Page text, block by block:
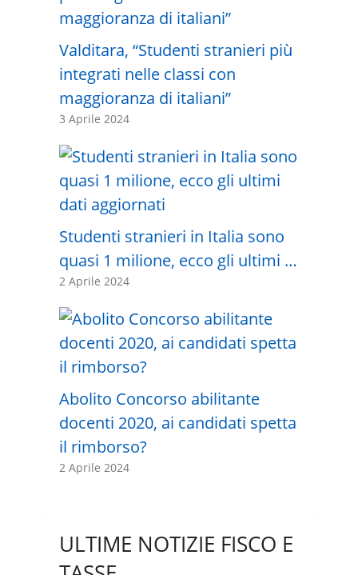
Valditara, “Studenti stranieri più
integrati nelle classi con
maggioranza di italiani”
3 Aprile 2024
Studenti stranieri in Italia sono
quasi 1 milione, ecco gli ultimi …
2 Aprile 2024
Abolito Concorso abilitante
docenti 2020, ai candidati spetta
il rimborso?
2 Aprile 2024
ULTIME NOTIZIE FISCO E